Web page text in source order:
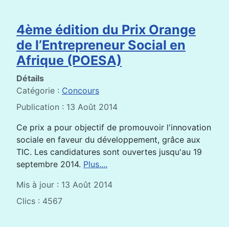
4ème édition du Prix Orange
de l’Entrepreneur Social en
Afrique (POESA)
Détails
Catégorie : Concours
Publication : 13 Août 2014
Ce prix a pour objectif de promouvoir l'innovation
sociale en faveur du développement, grâce aux
TIC. Les candidatures sont ouvertes jusqu'au 19
septembre 2014. Plus....
Mis à jour : 13 Août 2014
Clics : 4567